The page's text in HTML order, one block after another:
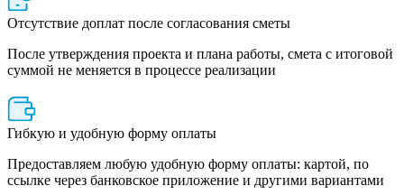
Отсутствие доплат после согласования сметы
После утверждения проекта и плана работы, смета с итоговой
суммой не меняется в процессе реализации
Гибкую и удобную форму оплаты
Предоставляем любую удобную форму оплаты: картой, по
ссылке через банковское приложение и другими вариантами